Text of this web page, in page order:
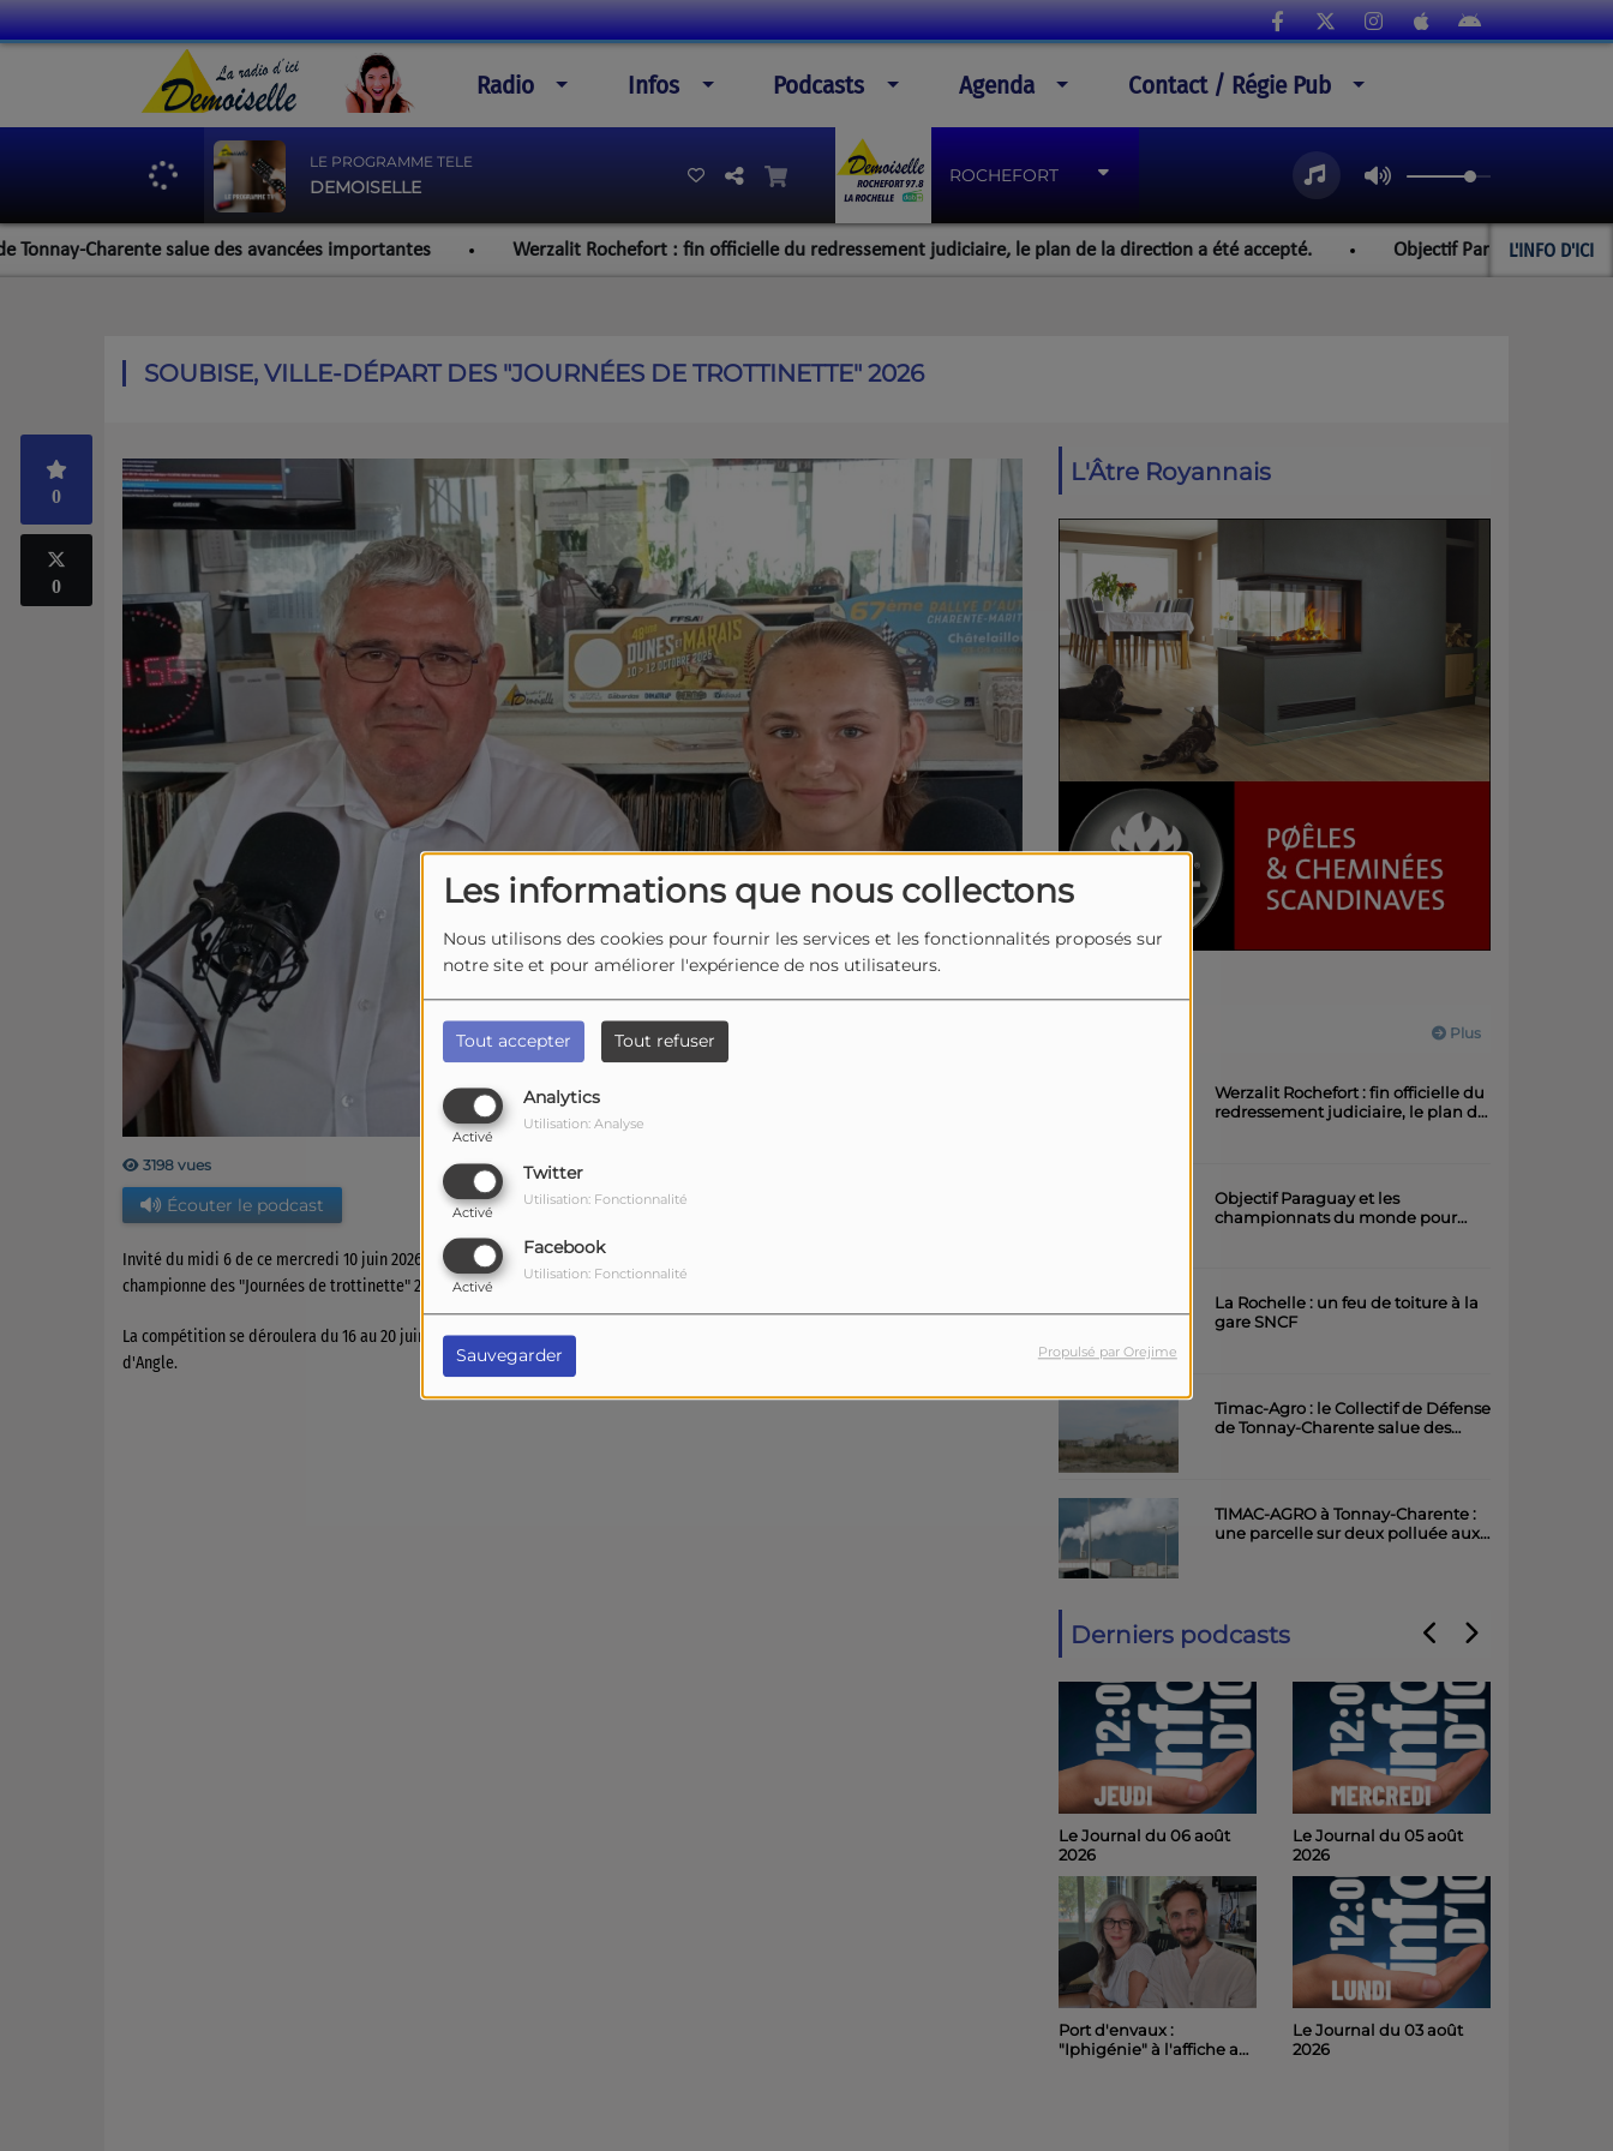
Les informations que nous collectons
Nous utilisons des cookies pour fournir les services et les fonctionnalités proposés sur
notre site et pour améliorer l'expérience de nos utilisateurs.
Tout accepter Tout refuser
Analytics
Activé
Utilisation: Analyse
Twitter
Activé
Utilisation: Fonctionnalité
Facebook
Activé
Utilisation: Fonctionnalité
Sauvegarder Propulsé par Orejime
Radio Infos Podcasts Agenda Contact / Régie Pub
LE PROGRAMME TELE
DEMOISELLE
ROCHEFORT
L'INFO D'ICI
Charente salue des avancées importantes Werzalit Rochefort : fin officielle du redressement judiciaire, le plan de la direction a été accepté. Objectif Paraguay et les
SOUBISE, VILLE-DÉPART DES "JOURNÉES DE TROTTINETTE" 2026
0
0
3198 vues
Écouter le podcast
Invité du midi 6 de ce mercredi 10 juin 2026 : Roland Clochard, maire de Champagne, et organisateur de l'évènement, et Lucie,
championne des "Journées de trottinette" 2025.
La compétition se déroulera du 16 au 20 juin, elle passera par Soubise, Champagne, Beaugeay, Moëze, La Gripperie et Saint-Jean
d'Angle.
L'Âtre Royannais
Plus
Werzalit Rochefort : fin officielle du
redressement judiciaire, le plan de
Objectif Paraguay et les
championnats du monde pour
La Rochelle : un feu de toiture à la
gare SNCF
Timac-Agro : le Collectif de Défense
de Tonnay-Charente salue des
TIMAC-AGRO à Tonnay-Charente :
une parcelle sur deux polluée aux
Derniers podcasts
Le Journal du 06 août
2026
Port d'envaux :
"Iphigénie" à l'affiche au
Le Journal du 05 août
2026
Le Journal du 03 août
2026